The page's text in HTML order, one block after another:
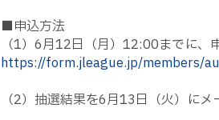
■申込方法
（1）6月12日（月）12:00までに、
https://form.jleague.jp/members/
（2）抽選結果を6月13日（火）にメ